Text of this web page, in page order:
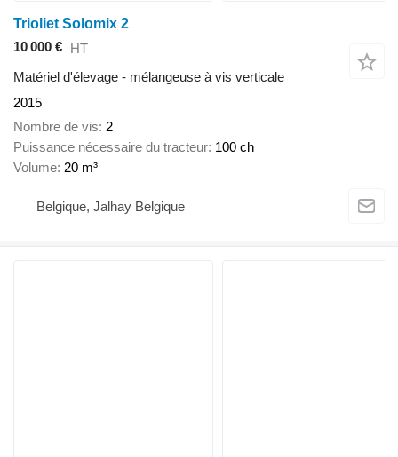
Trioliet Solomix 2
10 000 € HT
Matériel d'élevage - mélangeuse à vis verticale
2015
Nombre de vis 2
Puissance nécessaire du tracteur 100 ch
Volume 20 m³
Belgique, Jalhay Belgique